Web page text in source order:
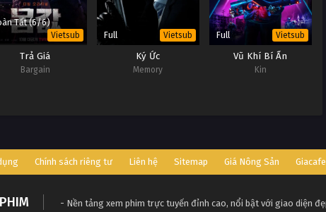
Tất (6/6)
Vietsub
Trả Giá
Bargain
Full Vietsub
Ký Ức
Memory
Full Vietsub
Vũ Khí Bí Ẩn
Kin
Chính sách riêng tư Liên hệ Sitemap Giá Nông Sản Giacafe
- Nền tảng xem phim trực tuyến đỉnh cao, nổi bật với giao diện